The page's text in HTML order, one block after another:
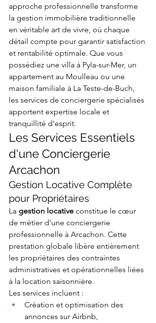
approche professionnelle transforme
la gestion immobilière traditionnelle
en véritable art de vivre, où chaque
détail compte pour garantir satisfaction
et rentabilité optimale. Que vous
possédiez une villa à Pyla-sur-Mer, un
appartement au Moulleau ou une
maison familiale à La Teste-de-Buch,
les services de conciergerie spécialisés
apportent expertise locale et
tranquillité d'esprit.
Les Services Essentiels
d'une Conciergerie
Arcachon
Gestion Locative Complète
pour Propriétaires
La gestion locative constitue le cœur
de métier d'une conciergerie
professionnelle à Arcachon. Cette
prestation globale libère entièrement
les propriétaires des contraintes
administratives et opérationnelles liées
à la location saisonnière.
Les services incluent :
Création et optimisation des
annonces sur Airbnb,